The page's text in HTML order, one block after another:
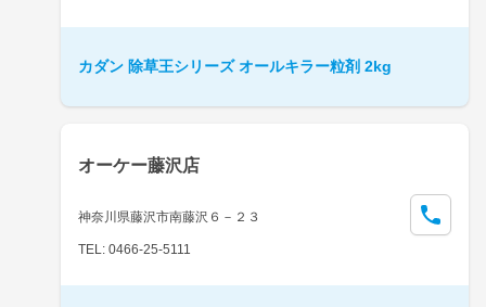
カダン 除草王シリーズ オールキラー粒剤 2kg
オーケー藤沢店
神奈川県藤沢市南藤沢６－２３
TEL: 0466-25-5111